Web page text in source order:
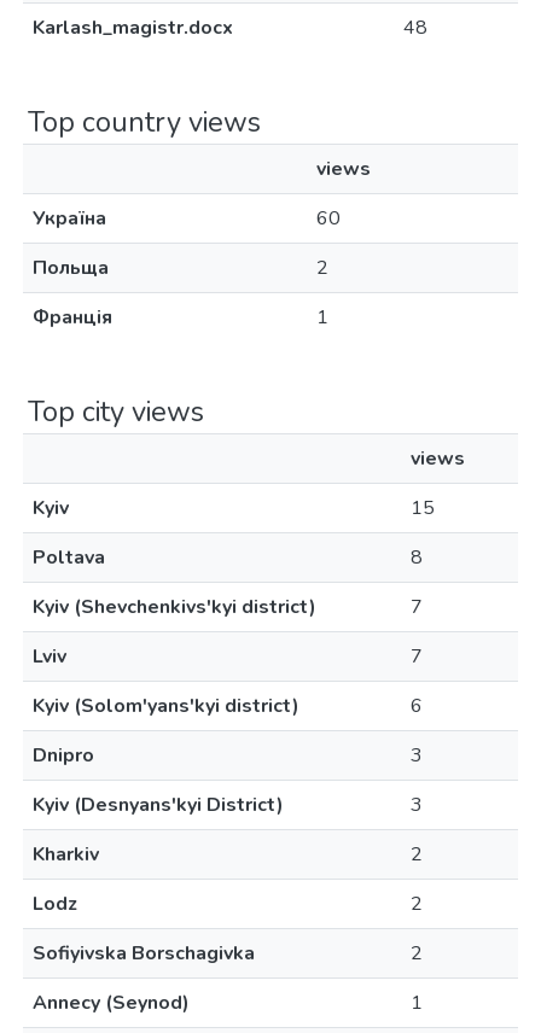
Karlash_magistr.docx
48
Top country views
views
Україна
60
Польща
2
Франція
1
Top city views
views
Kyiv
15
Poltava
8
Kyiv (Shevchenkivs'kyi district)
7
Lviv
7
Kyiv (Solom'yans'kyi district)
6
Dnipro
3
Kyiv (Desnyans'kyi District)
3
Kharkiv
2
Lodz
2
Sofiyivska Borschagivka
2
Annecy (Seynod)
1